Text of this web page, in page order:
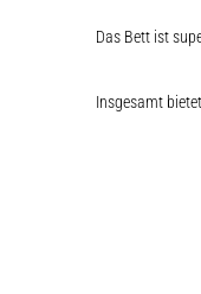
Das Bett ist
Insgesamt